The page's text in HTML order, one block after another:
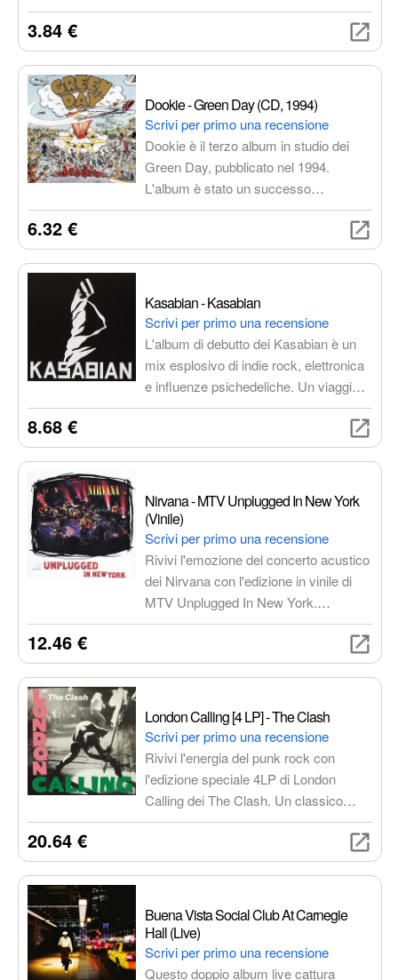
unica con le performance
Ibrahim Ferrer e altri grandi artisti
tradizione di Cuba attraverso la
musica.
3.84 €
Dookie - Green Day (CD, 1994)
Scrivi per primo una recensione
Dookie è il terzo album in studio dei
Green Day, pubblicato nel 1994.
L'album è stato un successo
commerciale e di critica, vendendo
oltre 15 milioni di copie negli Stati Uniti.
Dookie ha contribuito a rilanciare il
ha ispirato una nuova generazione di
band punk.
6.32 €
Kasabian - Kasabian
Scrivi per primo una recensione
L'album di debutto dei Kasabian è un
mix esplosivo di indie rock, elettronica
e influenze psichedeliche. Un viaggio
sonoro tra ritmi incalzanti e melodie
"Club Foot" e "L.S.F. (Lost Souls
8.68 €
Nirvana - MTV Unplugged In New York
(Vinile)
Scrivi per primo una recensione
Rivivi l'emozione del concerto acustico
dei Nirvana con l'edizione in vinile di
MTV Unplugged In New York.
Un'esperienza intima e potente che
performance cruda ed indimenticabile,
mettono in risalto la profondità delle
composizioni e l'intensità della voce di
Kurt Cobain.
12.46 €
London Calling [4 LP] - The Clash
Scrivi per primo una recensione
Rivivi l'energia del punk rock con
l'edizione speciale 4LP di London
Calling dei The Clash. Un classico
intramontabile con rimasterizzazione di
20.64 €
Buena Vista Social Club At Carnegie
Hall (Live)
Scrivi per primo una recensione
Questo doppio album live cattura